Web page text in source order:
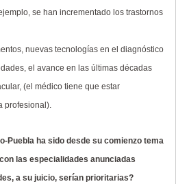
se han incrementado los trastornos
nuevas tecnologías en el diagnóstico
el avance en las últimas décadas
(el médico tiene que estar
profesional).
Puebla ha sido desde su comienzo tema
las especialidades anunciadas
a su juicio, serían prioritarias?